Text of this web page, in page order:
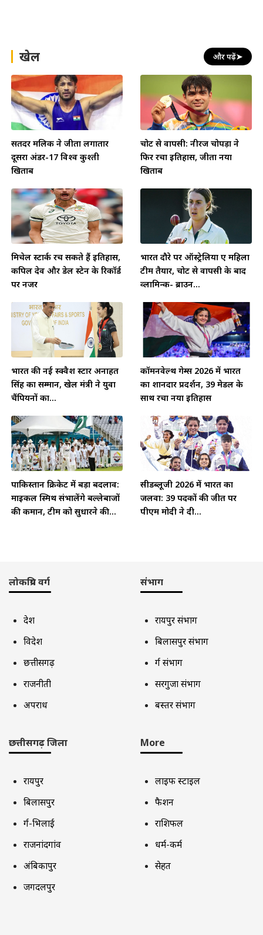
खेल और पढ़ें➤
सतिंदर मलिक ने जीता लगातार
दूसरा अंडर-17 विश्व कुश्ती
खिताब
चोट से वापसी: नीरज चोपड़ा ने
फिर रचा इतिहास, जीता नया
खिताब
मिचेल स्टार्क रच सकते हैं इतिहास,
कपिल देव और डेल स्टेन के रिकॉर्ड
पर नजर
भारत दौरे पर ऑस्ट्रेलिया ए महिला
टीम तैयार, चोट से वापसी के बाद
व्लामिन्क- ब्राउन...
भारत की नई स्क्वैश स्टार अनाहत
सिंह का सम्मान, खेल मंत्री ने युवा
चैंपियनों का...
कॉमनवेल्थ गेम्स 2026 में भारत
का शानदार प्रदर्शन, 39 मेडल के
साथ रचा नया इतिहास
पाकिस्तान क्रिकेट में बड़ा बदलाव:
माइकल स्मिथ संभालेंगे बल्लेबाजों
की कमान, टीम को सुधारने की...
सीडब्लूजी 2026 में भारत का
जलवा: 39 पदकों की जीत पर
पीएम मोदी ने दी...
लोकप्रिय वर्ग
देश
विदेश
छत्तीसगढ़
राजनीती
अपराध
संभाग
रायपुर संभाग
बिलासपुर संभाग
दुर्ग संभाग
सरगुजा संभाग
बस्तर संभाग
छत्तीसगढ़ जिला
रायपुर
बिलासपुर
दुर्ग-भिलाई
राजनांदगांव
अंबिकापुर
जगदलपुर
More
लाइफ स्टाइल
फैशन
राशिफल
धर्म-कर्म
सेहत